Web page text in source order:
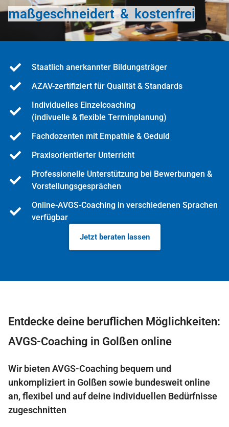
maßgeschneidert & kostenfrei
Staatlich anerkannter Bildungsträger
AZAV-zertifiziert für Qualität & Standards
Individuelles Einzelcoaching
(indivuelle & flexible Terminplanung)
Fachdozenten mit Empathie & Geduld
Praxisorientierter Unterricht
Professionelle Unterstützung bei Bewerbungen &
Vorstellungsgesprächen
Online-AVGS-Coaching in verschiedenen Sprachen
verfügbar
Jetzt beraten lassen
Entdecke deine beruflichen Möglichkeiten:
AVGS-Coaching in Golßen online
Wir bieten AVGS-Coaching bequem und
unkompliziert in Golßen sowie bundesweit online
an, flexibel und auf deine individuellen Bedürfnisse
zugeschnitten